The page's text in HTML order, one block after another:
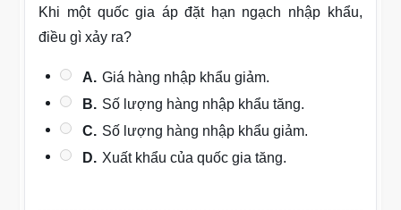
Khi một quốc gia áp đặt hạn ngạch nhập khẩu,
điều gì xảy ra?
A. Giá hàng nhập khẩu giảm.
B. Số lượng hàng nhập khẩu tăng.
C. Số lượng hàng nhập khẩu giảm.
D. Xuất khẩu của quốc gia tăng.